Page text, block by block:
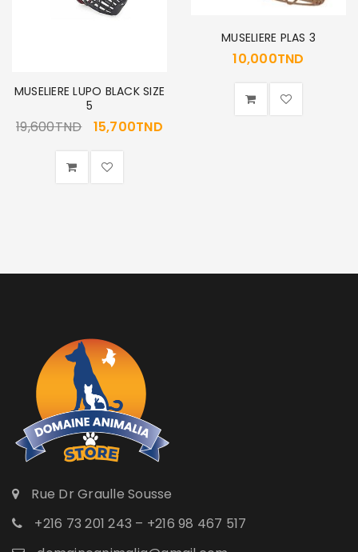
Se souvenir de moi
DE PASSE PERDU ?
MUSELIERE LUPO BLACK SIZE
5
19,600TND 15,700TND
MUSELIERE PLAS 3
10,000TND
Rue Dr Graulle Sousse
+216 73 201 243 – +216 98 467 517